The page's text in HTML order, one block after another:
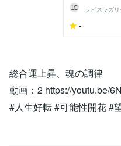
ラピスラズ
-
総合運上昇、魂の調律
動画：2 https://youtu.be/
#人生好転 #可能性開花 #